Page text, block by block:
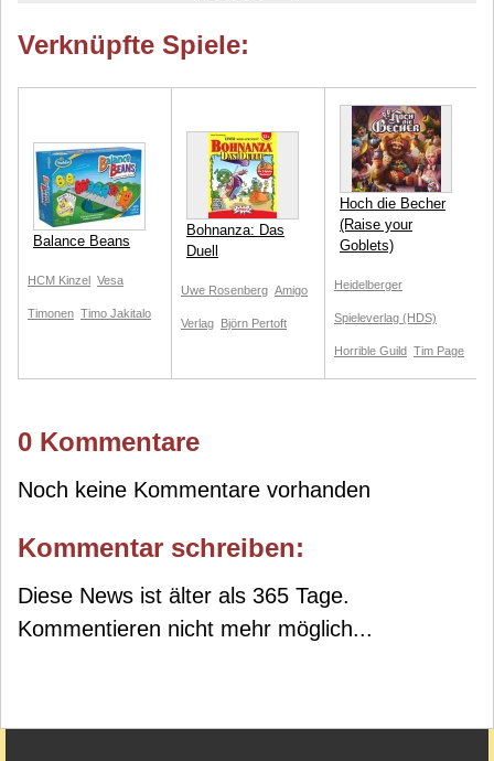
Verknüpfte Spiele:
Balance Beans
HCM Kinzel Vesa
Timonen Timo Jakitalo
Bohnanza: Das
Duell
Uwe Rosenberg Amigo
Verlag Björn Pertoft
Hoch die Becher
(Raise your
Goblets)
Heidelberger
Spieleverlag (HDS)
Horrible Guild Tim Page
0 Kommentare
Noch keine Kommentare vorhanden
Kommentar schreiben:
Diese News ist älter als 365 Tage.
Kommentieren nicht mehr möglich...